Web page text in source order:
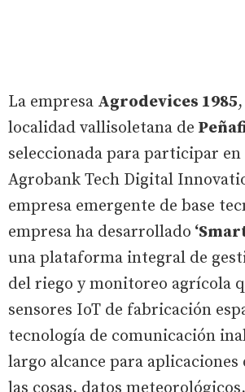
La empresa Agrodevices 1985
localidad vallisoletana de
seleccionada para participar
Agrobank Tech Digital
empresa emergente de base
empresa ha desarrollado
una plataforma integral de
del riego y monitoreo agrícola
sensores IoT de fabricación
tecnología de comunicación
largo alcance para